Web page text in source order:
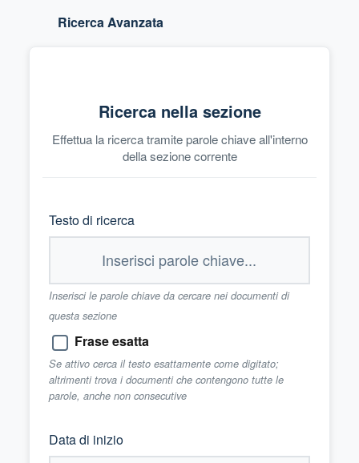
Ricerca Avanzata
Ricerca nella sezione
Effettua la ricerca tramite parole chiave all'interno
della sezione corrente
Testo di ricerca
Inserisci le parole chiave da cercare nei documenti di
questa sezione
Frase esatta
Se attivo cerca il testo esattamente come digitato;
altrimenti trova i documenti che contengono tutte le
parole, anche non consecutive
Data di inizio